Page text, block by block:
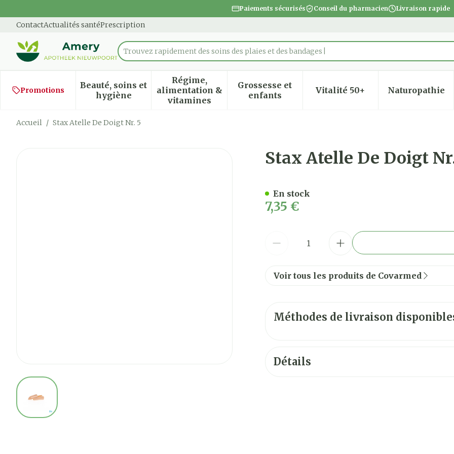
Paiements sécurisés Conseil du pharmacien Livraison rapide
ContactActualités santéPrescription
Rechercher
Trouvez rapidement des soins des plaies et des bandages
Promotions
Beauté, soins et
hygièneAfficher le sous-menu pour la catégorie Beauté, soins et hygiène
Régime,
alimentation &
vitamines
Afficher le sous-menu pour la catégorie Régime,
Grossesse et
enfantsAfficher le sous-menu pour la catégorie
Vitalité 50+Afficher le sous-menu
Naturopathie
Afficher
Accueil / Stax Atelle De Doigt Nr. 5
View larger image
Stax Atelle De Doigt
7,35 €
En stock
Voir tous les produits de Covarmed
Méthodes de livraison
Détails